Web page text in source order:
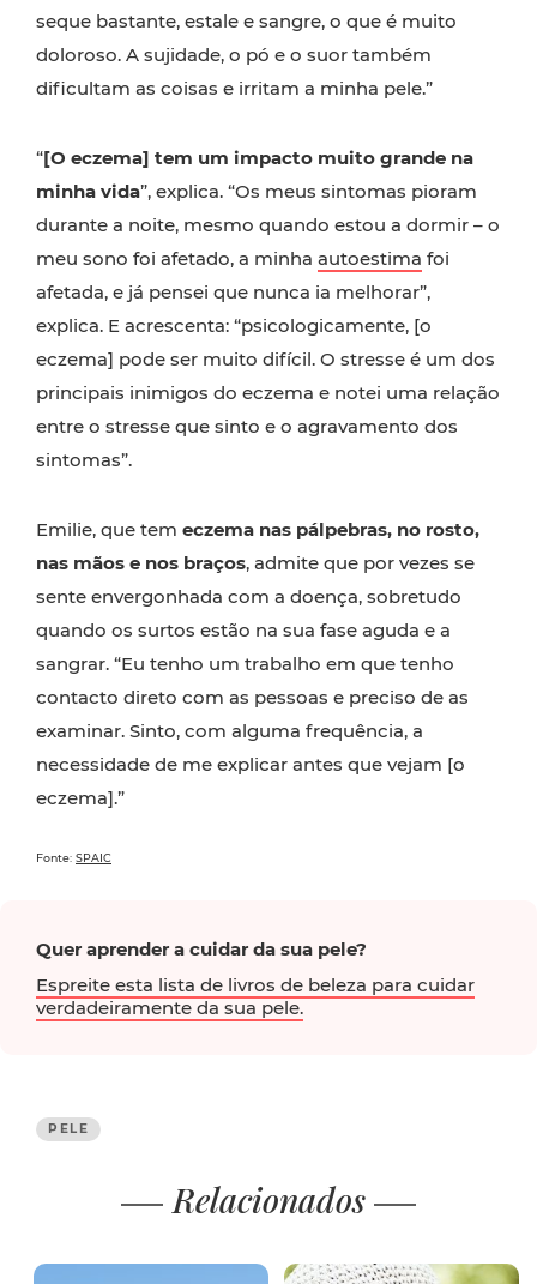
seque bastante, estale e sangre, o que é muito
doloroso. A sujidade, o pó e o suor também
dificultam as coisas e irritam a minha pele.”
“[O eczema] tem um impacto muito grande na
minha vida”, explica. “Os meus sintomas pioram
durante a noite, mesmo quando estou a dormir – o
meu sono foi afetado, a minha autoestima foi
afetada, e já pensei que nunca ia melhorar”,
explica. E acrescenta: “psicologicamente, [o
eczema] pode ser muito difícil. O stresse é um dos
principais inimigos do eczema e notei uma relação
entre o stresse que sinto e o agravamento dos
sintomas”.
Emilie, que tem eczema nas pálpebras, no rosto,
nas mãos e nos braços, admite que por vezes se
sente envergonhada com a doença, sobretudo
quando os surtos estão na sua fase aguda e a
sangrar. “Eu tenho um trabalho em que tenho
contacto direto com as pessoas e preciso de as
examinar. Sinto, com alguma frequência, a
necessidade de me explicar antes que vejam [o
eczema].”
Fonte: SPAIC
Quer aprender a cuidar da sua pele?
Espreite esta lista de livros de beleza para cuidar
verdadeiramente da sua pele.
PELE
Relacionados